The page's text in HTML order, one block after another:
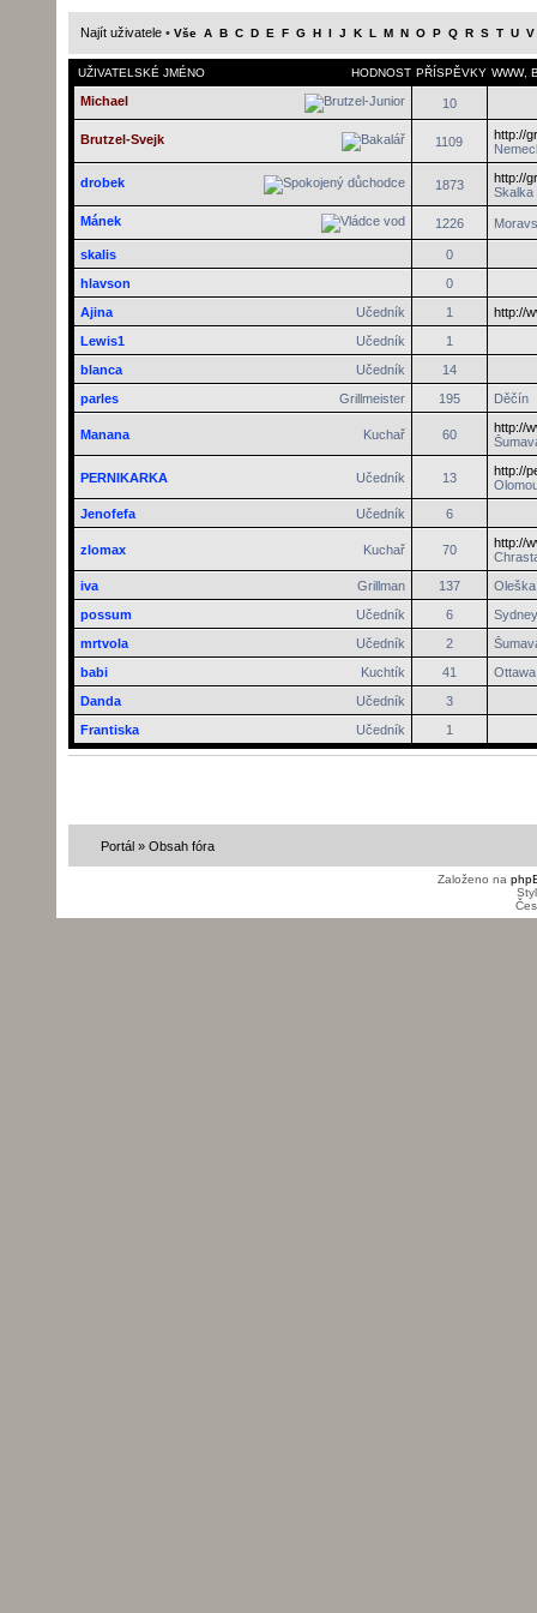
Najít uživatele• Vše A B C D E F G H I J K L M N O P Q R S T U V
HODNOST
UŽIVATELSKÉ JMÉNO PŘÍSPĚVKY WWW,
Michael 10
Brutzel-Svejk 1109
http://
drobek 1873
http://
Skalka
Mánek
1226
skalis
0
hlavson
0
Učedník
Ajina 1
http://
Učedník
Lewis1
1
Učedník
blanca
14
Grillmeister
parles 195 Děčín
Kuchař
Manana 60
http://
Učedník
PERNIKARKA 13
http://
Učedník
Jenofefa 6
Kuchař
zlomax 70
http://
Grillman
iva 137
Učedník
possum 6
Sydney
Učedník
mrtvola 2
Kuchtík
babi 41
Ottawa
Učedník
Danda
3
Učedník
Frantiska 1
Portál» Obsah fóra
Založeno na